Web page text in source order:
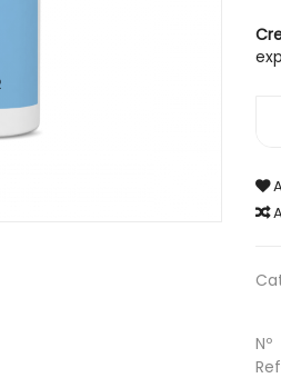
Nº
Champú Descamaciones
Posible descuento 3,00 €